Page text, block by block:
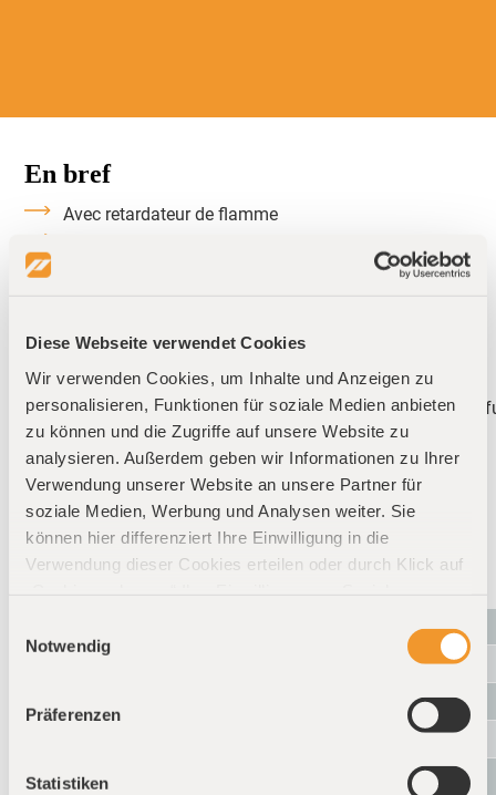
Diese Webseite verwendet Cookies
Wir verwenden Cookies, um Inhalte und Anzeigen zu
personalisieren, Funktionen für soziale Medien anbieten
zu können und die Zugriffe auf unsere Website zu
analysieren. Außerdem geben wir Informationen zu Ihrer
Verwendung unserer Website an unsere Partner für
soziale Medien, Werbung und Analysen weiter. Sie
können hier differenziert Ihre Einwilligung in die
Verwendung dieser Cookies erteilen oder durch Klick auf
Einwilligung speichern wir keine Cookies (außer solche,
welche unbedingt erforderlich sind, um unseren Dienst
zur Verfügung zu stellen). Weitere Informationen finden
Sie auf unserer
Notwendig
Präferenzen
Statistiken
En bref
Avec retardateur de flamme
Bonne résistance en traction
Bonne ductilité
Economique par rapport à d'autres matériaux SLS
Caractéristiques
techniques PA2241FR
Module de traction (plan x-y) [MPa]